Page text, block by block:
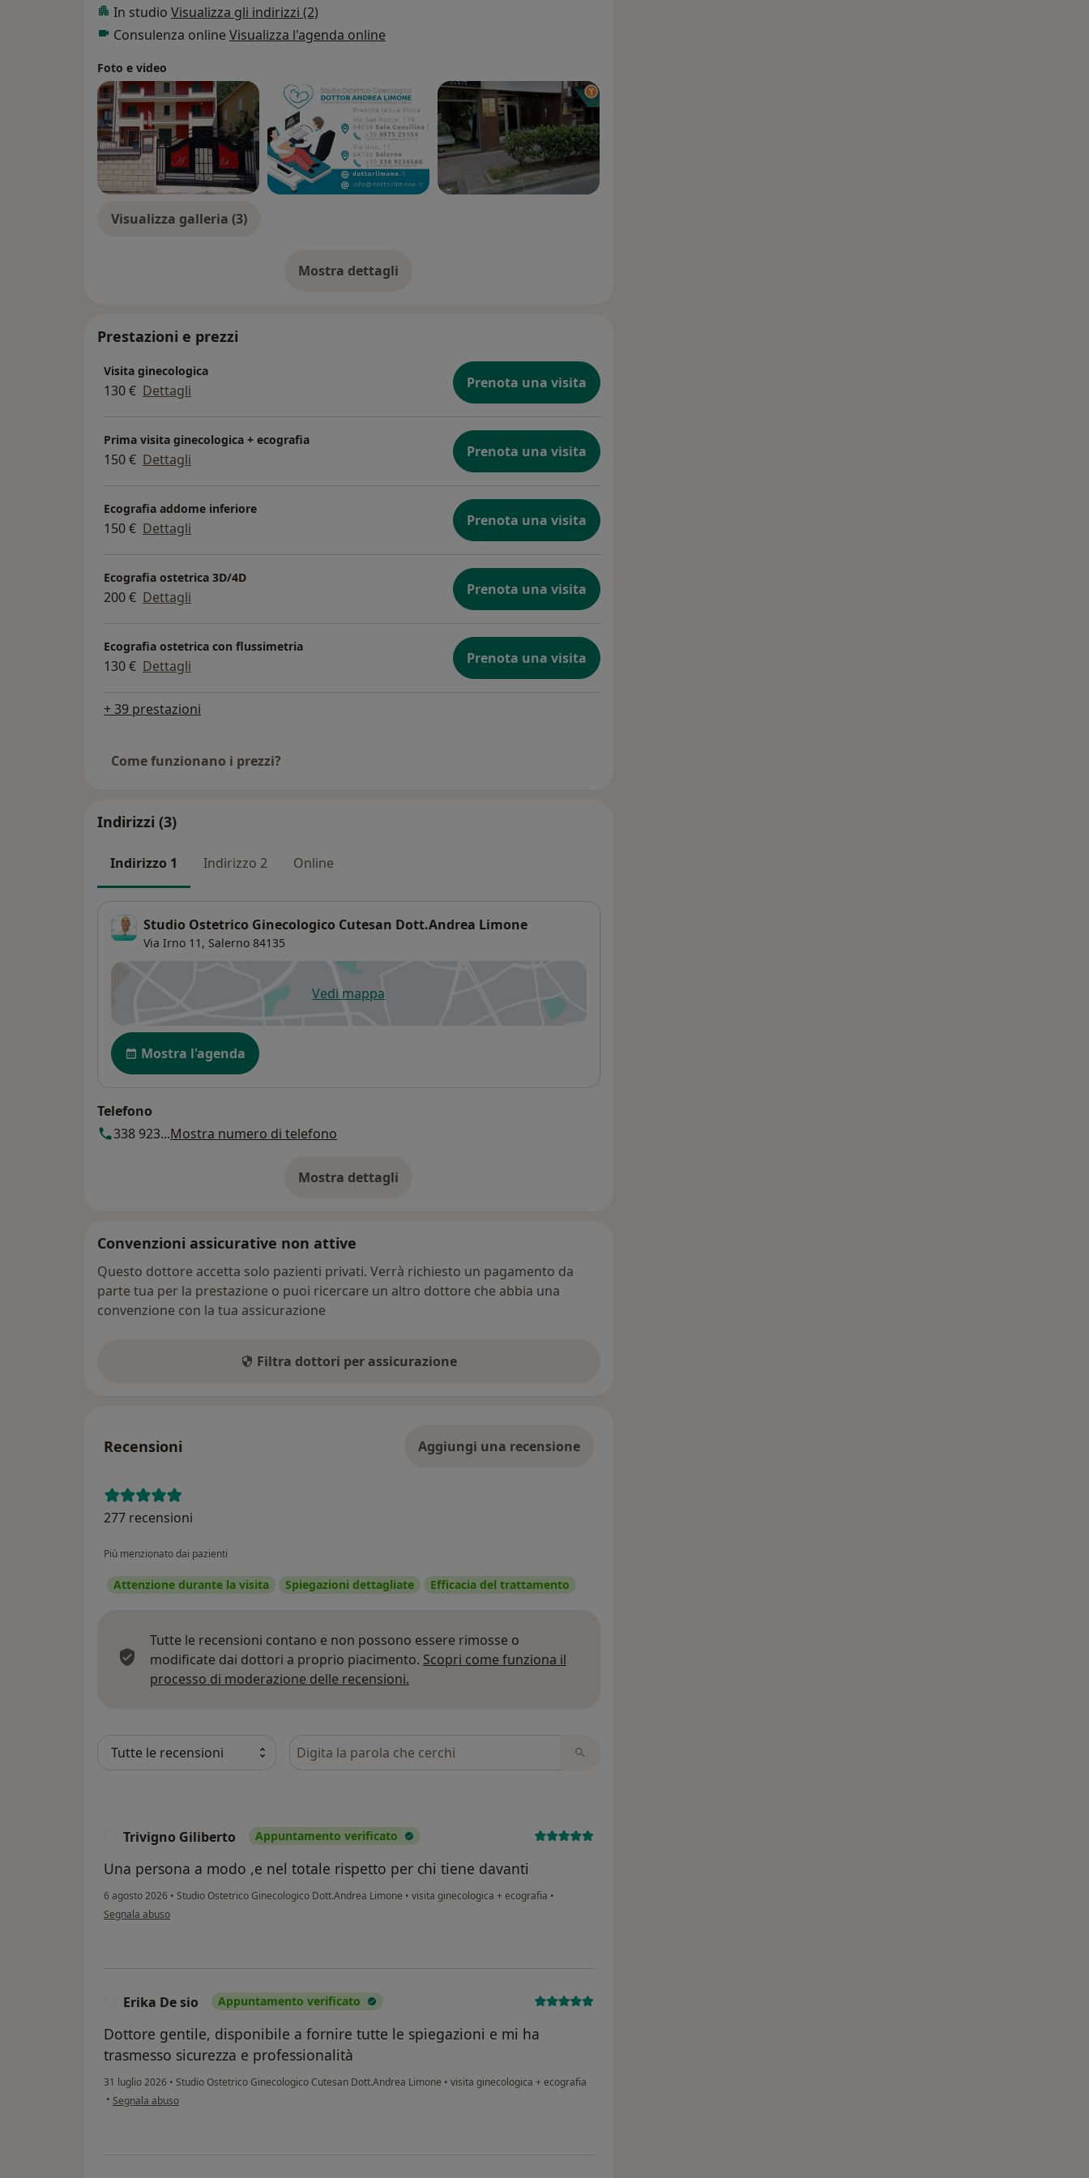
Nel 2010 ha lavorato presso il Centro di Medicina della Riproduzione Tecnobios
Centro di Sterilità di III livello, Bologna, uno dei maggiori Centri Italiani Privati di
Medicina della Riproduzione per numero di trattamenti/anno.
Dal 2010 al 2020 ha lavorato come Dirigente Medico presso l’U.O.C. di Ostetricia e
Ginecologia dell' Ospedale di Monfalcone (GO),di Oderzo (TV), di Portogruaro (VE)
di Lagonegro(PZ), di Solofra (AV) e dell' AORN Moscati di Avellino ricoprendo tra
l'altro l'incarico Professionale di Isteroscopia, di Gravidanza a Rischio e di
Referente della sorveglianza mortalità materna e near miss ostetrici, risultando
tra i più giovani dirigenti medici ostetrico-ginecologi neoassunti d'italia.
In studio Visualizza gli indirizzi (2)
Consulenza online Visualizza l'agenda online
Foto e video
Visualizza galleria (3)
Mostra dettagli
sull'esperienza
Prestazioni e prezzi
Visita ginecologica
130 € Dettagli Prenota una visita
Prima visita ginecologica + ecografia
150 € Dettagli Prenota una visita
Ecografia addome inferiore
150 € Dettagli Prenota una visita
Ecografia ostetrica 3D/4D
200 € Dettagli Prenota una visita
Ecografia ostetrica con flussimetria
130 € Dettagli Prenota una visita
+ 39 prestazioni
Come funzionano i prezzi?
Indirizzi (3)
Indirizzo 1 Indirizzo 2 Online
Studio Ostetrico Ginecologico Cutesan Dott.Andrea Limone
Via Irno 11, Salerno 84135
Vedi mappasi apre in una nuova scheda
Disponibilità
Mostra l'agenda
Telefono
338 923...Mostra numero di telefono
Mostra dettagli
sull'indirizzo
Convenzioni assicurative non attive
Questo dottore accetta solo pazienti privati. Verrà richiesto un pagamento da
parte tua per la prestazione o puoi ricercare un altro dottore che abbia una
convenzione con la tua assicurazione
Filtra dottori per assicurazione
Recensioni Aggiungi una recensione
277 recensioni
Più menzionato dai pazienti
Attenzione durante la visita Spiegazioni dettagliate Efficacia del trattamento
Tutte le recensioni contano e non possono essere rimosse o
modificate dai dottori a proprio piacimento. Scopri come funziona il
processo di moderazione delle recensioni.
Cerca nelle recensioni
Trivigno Giliberto Appuntamento verificato
Una persona a modo ,e nel totale rispetto per chi tiene davanti
6 agosto 2026 • Studio Ostetrico Ginecologico Dott.Andrea Limone • visita ginecologica + ecografia •
secondo l'opinione dell'utente Trivigno Giliberto
Segnala abuso
Erika De sio Appuntamento verificato
Dottore gentile, disponibile a fornire tutte le spiegazioni e mi ha
trasmesso sicurezza e professionalità
31 luglio 2026 • Studio Ostetrico Ginecologico Cutesan Dott.Andrea Limone • visita ginecologica + ecografia
• secondo l'opinione dell'utente Erika De sio
Segnala abuso